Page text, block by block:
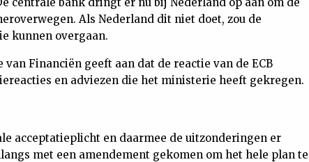
Als Nederland dit niet doet, zou de
kunnen overgaan.
Financiën geeft aan dat de reactie van de ECB
en adviezen die het ministerie heeft gekregen.
acceptatieplicht en daarmee de uitzonderingen er
met een amendement gekomen om het hele plan te